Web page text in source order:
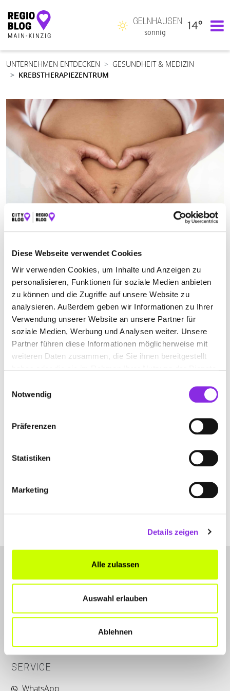
Diese Webseite verwendet Cookies
Wir verwenden Cookies, um Inhalte und Anzeigen zu
personalisieren, Funktionen für soziale Medien anbieten
zu können und die Zugriffe auf unsere Website zu
analysieren. Außerdem geben wir Informationen zu Ihrer
Verwendung unserer Website an unsere Partner für
soziale Medien, Werbung und Analysen weiter. Unsere
Partner führen diese Informationen möglicherweise mit
weiteren Daten zusammen, die Sie ihnen bereitgestellt
Notwendig
Präferenzen
Statistiken
Marketing
Details zeigen
Alle zulassen
Auswahl erlauben
Ablehnen
Hauptnavigation
GELNHAUSEN
sonnig
14°
UNTERNEHMEN ENTDECKEN
GESUNDHEIT & MEDIZIN
KREBSTHERAPIEZENTRUM
KREBSTHERAPIEZENTRUM
Suchen nach
Finden
KREBSBERATUNGSSTELLE DER DT.
Parkstraße 7-9
| 63628 Bad Soden-Salmünster DE
Kontakt
SERVICE
WhatsApp